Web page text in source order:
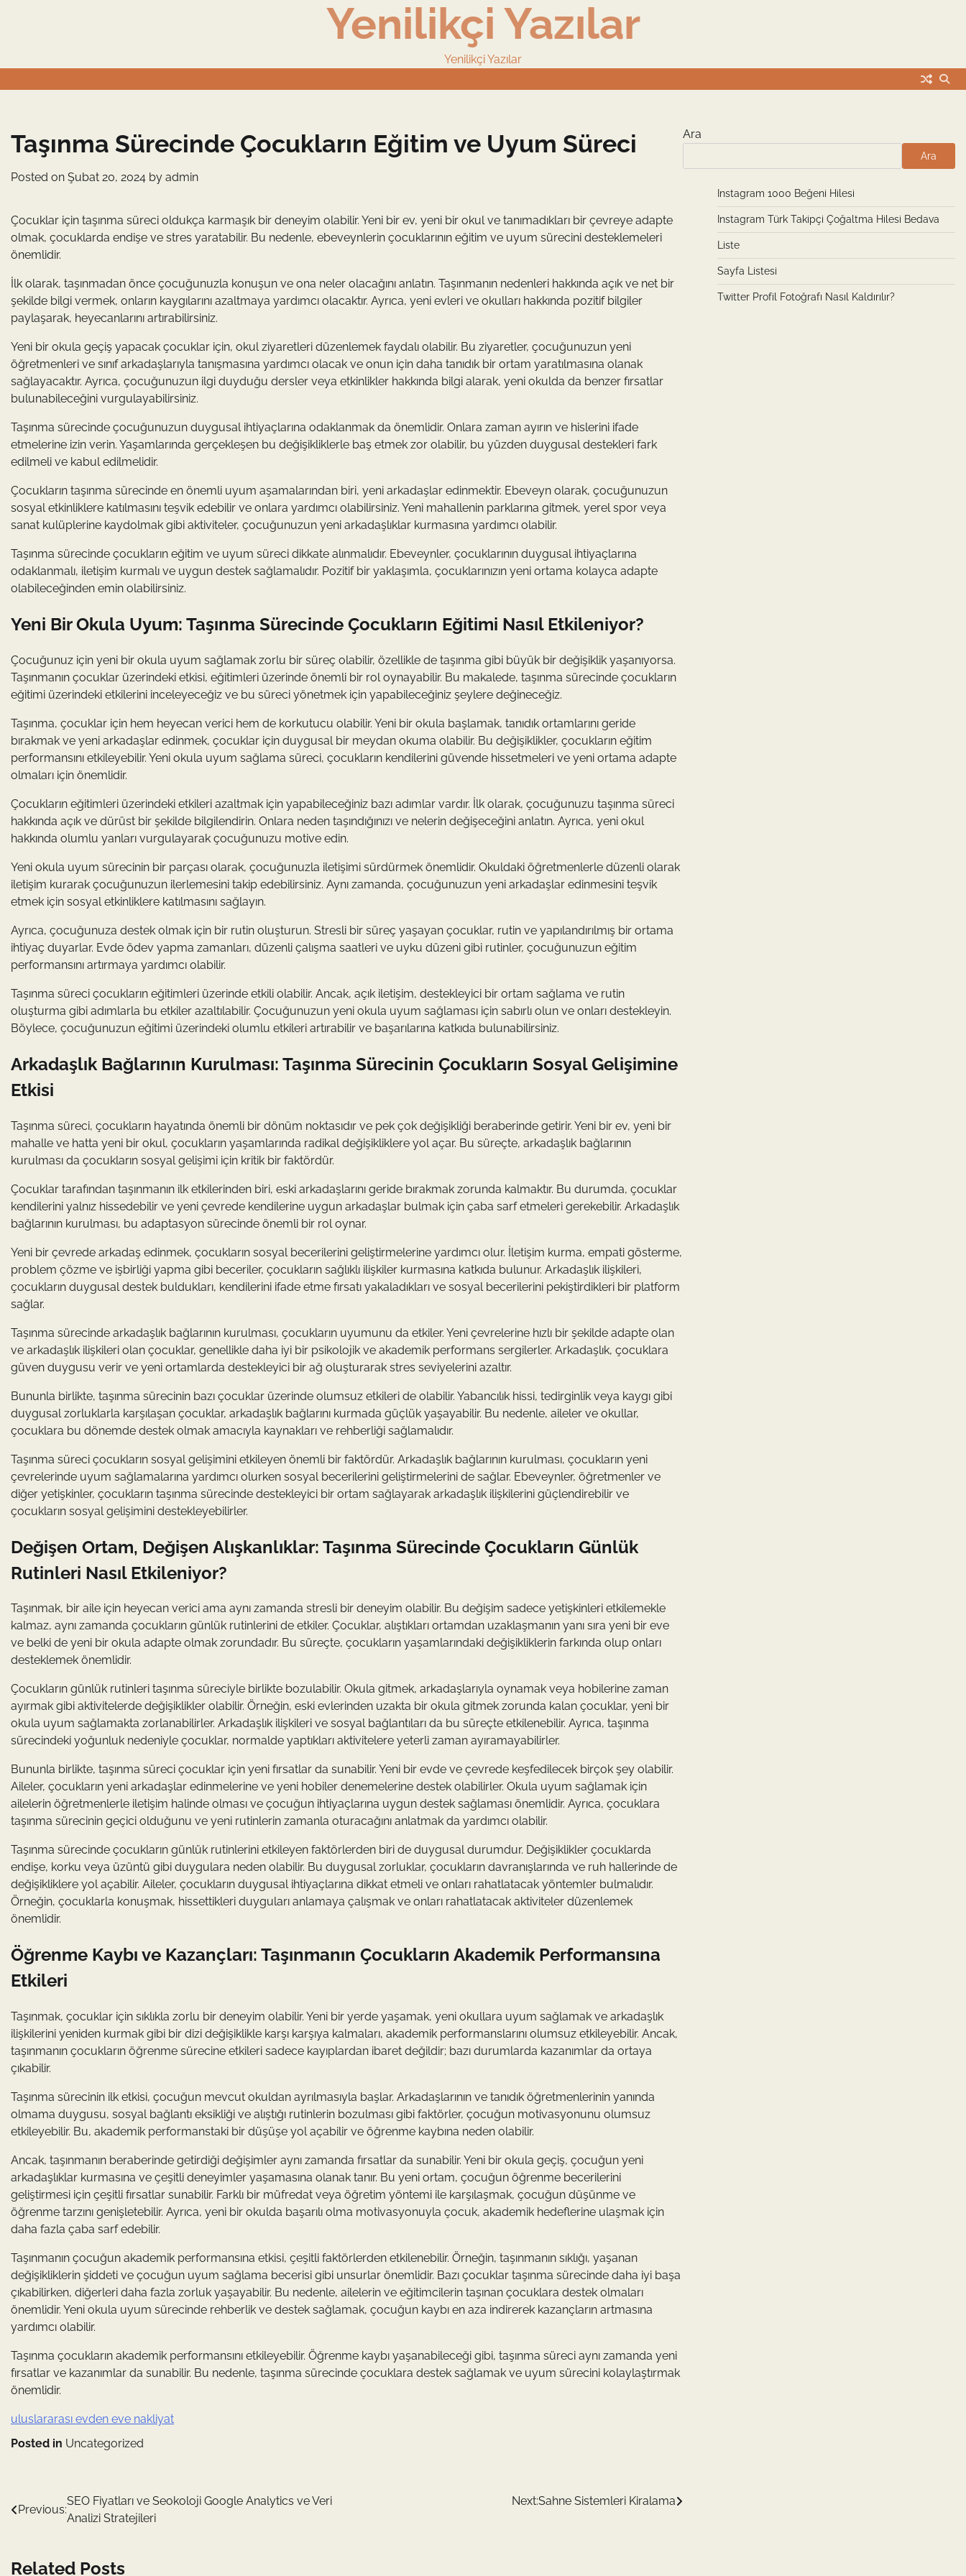
Yenilikçi Yazılar
Yenilikçi Yazılar
Taşınma Sürecinde Çocukların Eğitim ve Uyum Süreci
Posted on Şubat 20, 2024 by admin
Çocuklar için taşınma süreci oldukça karmaşık bir deneyim olabilir. Yeni bir ev, yeni bir okul ve tanımadıkları bir çevreye adapte
olmak, çocuklarda endişe ve stres yaratabilir. Bu nedenle, ebeveynlerin çocuklarının eğitim ve uyum sürecini desteklemeleri
önemlidir.
İlk olarak, taşınmadan önce çocuğunuzla konuşun ve ona neler olacağını anlatın. Taşınmanın nedenleri hakkında açık ve net bir
şekilde bilgi vermek, onların kaygılarını azaltmaya yardımcı olacaktır. Ayrıca, yeni evleri ve okulları hakkında pozitif bilgiler
paylaşarak, heyecanlarını artırabilirsiniz.
Yeni bir okula geçiş yapacak çocuklar için, okul ziyaretleri düzenlemek faydalı olabilir. Bu ziyaretler, çocuğunuzun yeni
öğretmenleri ve sınıf arkadaşlarıyla tanışmasına yardımcı olacak ve onun için daha tanıdık bir ortam yaratılmasına olanak
sağlayacaktır. Ayrıca, çocuğunuzun ilgi duyduğu dersler veya etkinlikler hakkında bilgi alarak, yeni okulda da benzer fırsatlar
bulunabileceğini vurgulayabilirsiniz.
Taşınma sürecinde çocuğunuzun duygusal ihtiyaçlarına odaklanmak da önemlidir. Onlara zaman ayırın ve hislerini ifade
etmelerine izin verin. Yaşamlarında gerçekleşen bu değişikliklerle baş etmek zor olabilir, bu yüzden duygusal destekleri fark
edilmeli ve kabul edilmelidir.
Çocukların taşınma sürecinde en önemli uyum aşamalarından biri, yeni arkadaşlar edinmektir. Ebeveyn olarak, çocuğunuzun
sosyal etkinliklere katılmasını teşvik edebilir ve onlara yardımcı olabilirsiniz. Yeni mahallenin parklarına gitmek, yerel spor veya
sanat kulüplerine kaydolmak gibi aktiviteler, çocuğunuzun yeni arkadaşlıklar kurmasına yardımcı olabilir.
Taşınma sürecinde çocukların eğitim ve uyum süreci dikkate alınmalıdır. Ebeveynler, çocuklarının duygusal ihtiyaçlarına
odaklanmalı, iletişim kurmalı ve uygun destek sağlamalıdır. Pozitif bir yaklaşımla, çocuklarınızın yeni ortama kolayca adapte
olabileceğinden emin olabilirsiniz.
Yeni Bir Okula Uyum: Taşınma Sürecinde Çocukların Eğitimi Nasıl Etkileniyor?
Çocuğunuz için yeni bir okula uyum sağlamak zorlu bir süreç olabilir, özellikle de taşınma gibi büyük bir değişiklik yaşanıyorsa.
Taşınmanın çocuklar üzerindeki etkisi, eğitimleri üzerinde önemli bir rol oynayabilir. Bu makalede, taşınma sürecinde çocukların
eğitimi üzerindeki etkilerini inceleyeceğiz ve bu süreci yönetmek için yapabileceğiniz şeylere değineceğiz.
Taşınma, çocuklar için hem heyecan verici hem de korkutucu olabilir. Yeni bir okula başlamak, tanıdık ortamlarını geride
bırakmak ve yeni arkadaşlar edinmek, çocuklar için duygusal bir meydan okuma olabilir. Bu değişiklikler, çocukların eğitim
performansını etkileyebilir. Yeni okula uyum sağlama süreci, çocukların kendilerini güvende hissetmeleri ve yeni ortama adapte
olmaları için önemlidir.
Çocukların eğitimleri üzerindeki etkileri azaltmak için yapabileceğiniz bazı adımlar vardır. İlk olarak, çocuğunuzu taşınma süreci
hakkında açık ve dürüst bir şekilde bilgilendirin. Onlara neden taşındığınızı ve nelerin değişeceğini anlatın. Ayrıca, yeni okul
hakkında olumlu yanları vurgulayarak çocuğunuzu motive edin.
Yeni okula uyum sürecinin bir parçası olarak, çocuğunuzla iletişimi sürdürmek önemlidir. Okuldaki öğretmenlerle düzenli olarak
iletişim kurarak çocuğunuzun ilerlemesini takip edebilirsiniz. Aynı zamanda, çocuğunuzun yeni arkadaşlar edinmesini teşvik
etmek için sosyal etkinliklere katılmasını sağlayın.
Ayrıca, çocuğunuza destek olmak için bir rutin oluşturun. Stresli bir süreç yaşayan çocuklar, rutin ve yapılandırılmış bir ortama
ihtiyaç duyarlar. Evde ödev yapma zamanları, düzenli çalışma saatleri ve uyku düzeni gibi rutinler, çocuğunuzun eğitim
performansını artırmaya yardımcı olabilir.
Taşınma süreci çocukların eğitimleri üzerinde etkili olabilir. Ancak, açık iletişim, destekleyici bir ortam sağlama ve rutin
oluşturma gibi adımlarla bu etkiler azaltılabilir. Çocuğunuzun yeni okula uyum sağlaması için sabırlı olun ve onları destekleyin.
Böylece, çocuğunuzun eğitimi üzerindeki olumlu etkileri artırabilir ve başarılarına katkıda bulunabilirsiniz.
Arkadaşlık Bağlarının Kurulması: Taşınma Sürecinin Çocukların Sosyal Gelişimine
Etkisi
Taşınma süreci, çocukların hayatında önemli bir dönüm noktasıdır ve pek çok değişikliği beraberinde getirir. Yeni bir ev, yeni bir
mahalle ve hatta yeni bir okul, çocukların yaşamlarında radikal değişikliklere yol açar. Bu süreçte, arkadaşlık bağlarının
kurulması da çocukların sosyal gelişimi için kritik bir faktördür.
Çocuklar tarafından taşınmanın ilk etkilerinden biri, eski arkadaşlarını geride bırakmak zorunda kalmaktır. Bu durumda, çocuklar
kendilerini yalnız hissedebilir ve yeni çevrede kendilerine uygun arkadaşlar bulmak için çaba sarf etmeleri gerekebilir. Arkadaşlık
bağlarının kurulması, bu adaptasyon sürecinde önemli bir rol oynar.
Yeni bir çevrede arkadaş edinmek, çocukların sosyal becerilerini geliştirmelerine yardımcı olur. İletişim kurma, empati gösterme,
problem çözme ve işbirliği yapma gibi beceriler, çocukların sağlıklı ilişkiler kurmasına katkıda bulunur. Arkadaşlık ilişkileri,
çocukların duygusal destek buldukları, kendilerini ifade etme fırsatı yakaladıkları ve sosyal becerilerini pekiştirdikleri bir platform
sağlar.
Taşınma sürecinde arkadaşlık bağlarının kurulması, çocukların uyumunu da etkiler. Yeni çevrelerine hızlı bir şekilde adapte olan
ve arkadaşlık ilişkileri olan çocuklar, genellikle daha iyi bir psikolojik ve akademik performans sergilerler. Arkadaşlık, çocuklara
güven duygusu verir ve yeni ortamlarda destekleyici bir ağ oluşturarak stres seviyelerini azaltır.
Bununla birlikte, taşınma sürecinin bazı çocuklar üzerinde olumsuz etkileri de olabilir. Yabancılık hissi, tedirginlik veya kaygı gibi
duygusal zorluklarla karşılaşan çocuklar, arkadaşlık bağlarını kurmada güçlük yaşayabilir. Bu nedenle, aileler ve okullar,
çocuklara bu dönemde destek olmak amacıyla kaynakları ve rehberliği sağlamalıdır.
Taşınma süreci çocukların sosyal gelişimini etkileyen önemli bir faktördür. Arkadaşlık bağlarının kurulması, çocukların yeni
çevrelerinde uyum sağlamalarına yardımcı olurken sosyal becerilerini geliştirmelerini de sağlar. Ebeveynler, öğretmenler ve
diğer yetişkinler, çocukların taşınma sürecinde destekleyici bir ortam sağlayarak arkadaşlık ilişkilerini güçlendirebilir ve
çocukların sosyal gelişimini destekleyebilirler.
Değişen Ortam, Değişen Alışkanlıklar: Taşınma Sürecinde Çocukların Günlük
Rutinleri Nasıl Etkileniyor?
Taşınmak, bir aile için heyecan verici ama aynı zamanda stresli bir deneyim olabilir. Bu değişim sadece yetişkinleri etkilemekle
kalmaz, aynı zamanda çocukların günlük rutinlerini de etkiler. Çocuklar, alıştıkları ortamdan uzaklaşmanın yanı sıra yeni bir eve
ve belki de yeni bir okula adapte olmak zorundadır. Bu süreçte, çocukların yaşamlarındaki değişikliklerin farkında olup onları
desteklemek önemlidir.
Çocukların günlük rutinleri taşınma süreciyle birlikte bozulabilir. Okula gitmek, arkadaşlarıyla oynamak veya hobilerine zaman
ayırmak gibi aktivitelerde değişiklikler olabilir. Örneğin, eski evlerinden uzakta bir okula gitmek zorunda kalan çocuklar, yeni bir
okula uyum sağlamakta zorlanabilirler. Arkadaşlık ilişkileri ve sosyal bağlantıları da bu süreçte etkilenebilir. Ayrıca, taşınma
sürecindeki yoğunluk nedeniyle çocuklar, normalde yaptıkları aktivitelere yeterli zaman ayıramayabilirler.
Bununla birlikte, taşınma süreci çocuklar için yeni fırsatlar da sunabilir. Yeni bir evde ve çevrede keşfedilecek birçok şey olabilir.
Aileler, çocukların yeni arkadaşlar edinmelerine ve yeni hobiler denemelerine destek olabilirler. Okula uyum sağlamak için
ailelerin öğretmenlerle iletişim halinde olması ve çocuğun ihtiyaçlarına uygun destek sağlaması önemlidir. Ayrıca, çocuklara
taşınma sürecinin geçici olduğunu ve yeni rutinlerin zamanla oturacağını anlatmak da yardımcı olabilir.
Taşınma sürecinde çocukların günlük rutinlerini etkileyen faktörlerden biri de duygusal durumdur. Değişiklikler çocuklarda
endişe, korku veya üzüntü gibi duygulara neden olabilir. Bu duygusal zorluklar, çocukların davranışlarında ve ruh hallerinde de
değişikliklere yol açabilir. Aileler, çocukların duygusal ihtiyaçlarına dikkat etmeli ve onları rahatlatacak yöntemler bulmalıdır.
Örneğin, çocuklarla konuşmak, hissettikleri duyguları anlamaya çalışmak ve onları rahatlatacak aktiviteler düzenlemek
önemlidir.
Öğrenme Kaybı ve Kazançları: Taşınmanın Çocukların Akademik Performansına
Etkileri
Taşınmak, çocuklar için sıklıkla zorlu bir deneyim olabilir. Yeni bir yerde yaşamak, yeni okullara uyum sağlamak ve arkadaşlık
ilişkilerini yeniden kurmak gibi bir dizi değişiklikle karşı karşıya kalmaları, akademik performanslarını olumsuz etkileyebilir. Ancak,
taşınmanın çocukların öğrenme sürecine etkileri sadece kayıplardan ibaret değildir; bazı durumlarda kazanımlar da ortaya
çıkabilir.
Taşınma sürecinin ilk etkisi, çocuğun mevcut okuldan ayrılmasıyla başlar. Arkadaşlarının ve tanıdık öğretmenlerinin yanında
olmama duygusu, sosyal bağlantı eksikliği ve alıştığı rutinlerin bozulması gibi faktörler, çocuğun motivasyonunu olumsuz
etkileyebilir. Bu, akademik performanstaki bir düşüşe yol açabilir ve öğrenme kaybına neden olabilir.
Ancak, taşınmanın beraberinde getirdiği değişimler aynı zamanda fırsatlar da sunabilir. Yeni bir okula geçiş, çocuğun yeni
arkadaşlıklar kurmasına ve çeşitli deneyimler yaşamasına olanak tanır. Bu yeni ortam, çocuğun öğrenme becerilerini
geliştirmesi için çeşitli fırsatlar sunabilir. Farklı bir müfredat veya öğretim yöntemi ile karşılaşmak, çocuğun düşünme ve
öğrenme tarzını genişletebilir. Ayrıca, yeni bir okulda başarılı olma motivasyonuyla çocuk, akademik hedeflerine ulaşmak için
daha fazla çaba sarf edebilir.
Taşınmanın çocuğun akademik performansına etkisi, çeşitli faktörlerden etkilenebilir. Örneğin, taşınmanın sıklığı, yaşanan
değişikliklerin şiddeti ve çocuğun uyum sağlama becerisi gibi unsurlar önemlidir. Bazı çocuklar taşınma sürecinde daha iyi başa
çıkabilirken, diğerleri daha fazla zorluk yaşayabilir. Bu nedenle, ailelerin ve eğitimcilerin taşınan çocuklara destek olmaları
önemlidir. Yeni okula uyum sürecinde rehberlik ve destek sağlamak, çocuğun kaybı en aza indirerek kazançların artmasına
yardımcı olabilir.
Taşınma çocukların akademik performansını etkileyebilir. Öğrenme kaybı yaşanabileceği gibi, taşınma süreci aynı zamanda yeni
fırsatlar ve kazanımlar da sunabilir. Bu nedenle, taşınma sürecinde çocuklara destek sağlamak ve uyum sürecini kolaylaştırmak
önemlidir.
uluslararası evden eve nakliyat
Posted in Uncategorized
Yazı
Previous:
SEO Fiyatları ve Seokoloji Google Analytics ve Veri
Analizi Stratejileri
Next:Sahne Sistemleri Kiralama
Ara
Ara
Instagram 1000 Beğeni Hilesi
Instagram Türk Takipçi Çoğaltma Hilesi Bedava
Liste
Sayfa Listesi
Twitter Profil Fotoğrafı Nasıl Kaldırılır?
Related Posts